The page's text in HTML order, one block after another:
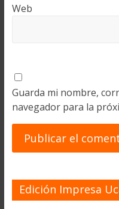
Web
Guarda mi nombre,
navegador para la
Edición Impresa